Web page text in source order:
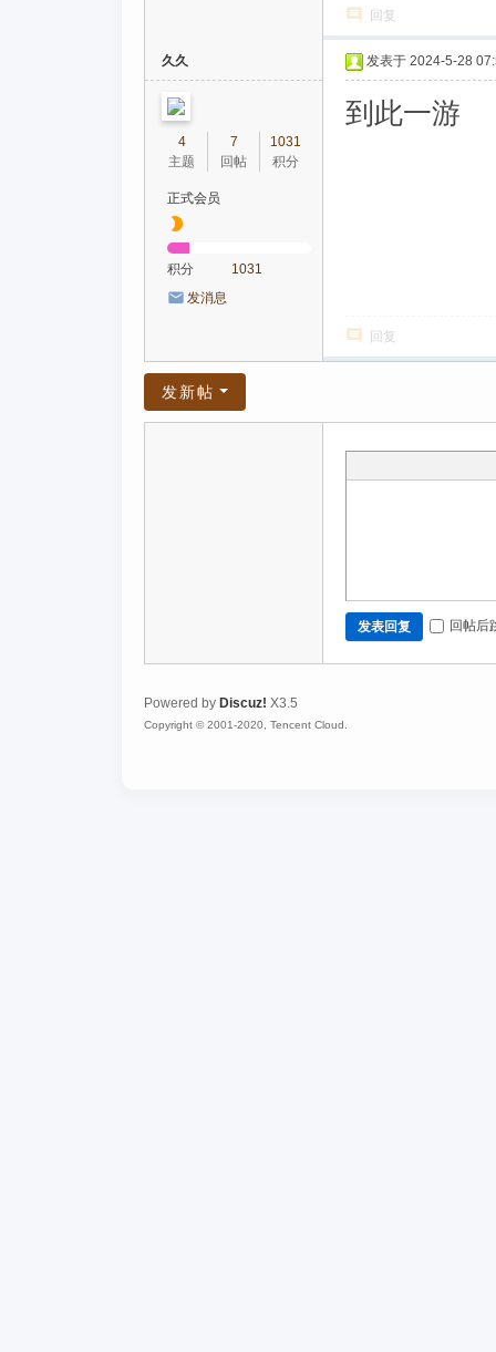
回复
久久
4
主题
7
回帖
1031
积分
正式会员
积分
1031
发消息
发表于 2024-5-28
到此一游
回复
发新帖
发表回复 回帖后
Powered by Discuz! X3.5
Copyright © 2001-2020, Tencent Cloud.